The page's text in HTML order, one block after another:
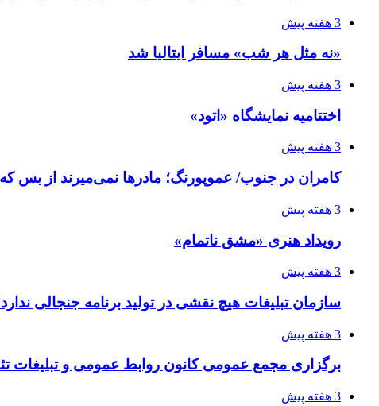
3 هفته پیش
«نه مثل هر شب» مسافر ایتالیا شد
3 هفته پیش
اختتامیه نمایشگاه «اتود»
3 هفته پیش
کامران در جنوب/ عموپورنگ؛ مادرها نمی‌میرند از بس
3 هفته پیش
رویداد هنری «مشق ناتمام»
3 هفته پیش
سازمان تبلیغات هیچ نقشی در تولید برنامه جنجالی
3 هفته پیش
برگزاری مجمع عمومی کانون روابط عمومی و تبلیغات
3 هفته پیش